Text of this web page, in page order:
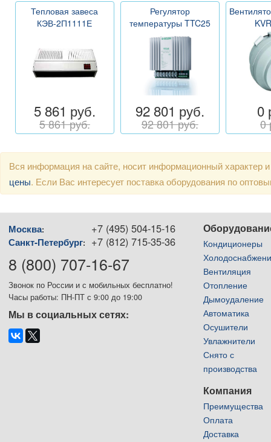
Тепловая завеса
КЭВ-2П1111Е
5 861 руб.
5 861 руб.
Регулятор
температуры TTC25
92 801 руб.
92 801 руб.
0
0
Вся информация на сайте, носит информационный
цены. Если Вас интересует поставка оборудования по
Москва: +7 (495) 504-15-16
Санкт-Петербург: +7 (812) 715-35-36
8 (800) 707-16-67
Звонок по России и с мобильных бесплатно!
Часы работы: ПН-ПТ с 9:00 до 19:00
Мы в социальных сетях:
Кондиционеры
Вентиляция
Отопление
Дымоудаление
Автоматика
Осушители
Увлажнители
Снято с
производства
Компания
Преимущества
Оплата
Доставка